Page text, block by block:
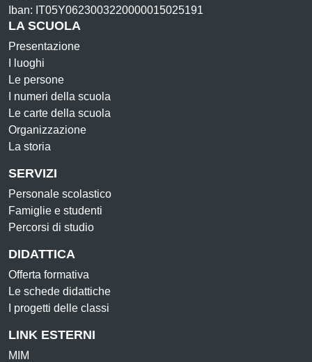
Iban: IT05Y0623003220000015025191
LA SCUOLA
Presentazione
I luoghi
Le persone
I numeri della scuola
Le carte della scuola
Organizzazione
La storia
SERVIZI
Personale scolastico
Famiglie e studenti
Percorsi di studio
DIDATTICA
Offerta formativa
Le schede didattiche
I progetti delle classi
LINK ESTERNI
MIM